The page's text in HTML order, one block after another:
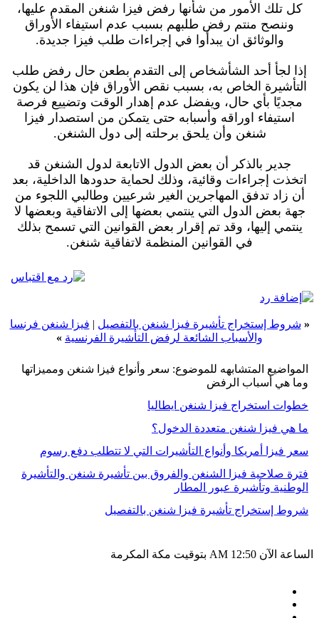
كل تلك الأمور من شأنها رفض فيزا شنغن المقدم عليها،
وننصح منتم رفض طلبهم بسبب عدم استيفاء الأوراق
والوثائق ان يبدأوا في إجراءات طلب فيزا جديدة.
إذا لجأ أحد الشأشخاص إلى التقدم بطعن حال رفض طلب
التأشيرة الخاص به، بسبب نقص الأوراق فإن هذا لن يكون
مجديًا بأي حال، ويفضل عدم إهدار الوقت وتضييع فرصة
استيفاء اوراقه وأسبابه حتى يتمكن من استصدار فيزا
شنغن وأن يلحق برحلته إلى دول الشنغن.
جدير بالذكر أن بعض الدول الاتابعة لدول الشنغن قد
اتخذت إجراءات وقائية، وذلك لحماية حدودها الداخلية، بعد
أن زاد تدفق المهاجرين الغير شرعيين وطالبي اللجوء من
جهة بعض الدول التي ينتمي بعضها إلى الاتفاقية وبعضها لا
ينتمي إليها، وقد تم إقرار بعض القوانين التي تسمح بذلك
في القوانين المنظمة لاتفاقية شنغن.
« شروط إستخراج تأشيرة فيزا شنغن بالتفصيل | فيزا شنغن فرنسا
والأسباب الشائعة لرفض التأشيرة الفرنسية »
المواضيع المتشابهه للموضوع: سعر وأنواع فيزا شنغن ومميزاتها
وما هي أسباب الرفض
خطوات استخراج فيزا شنغن ايطاليا
ما هي فيزا شنغن متعددة الدخول؟
سعر فيزا أمريكا وأنواع التأشيرات التي لا تتطلب دفع رسوم
فترة صلاحية فيزا الشنغن والفروق بين تأشيرة شنغن والتأشيرة
الوطنية وتأشيرة عبور المطار
شروط إستخراج تأشيرة فيزا شنغن بالتفصيل
الساعة الآن 12:50 AM بتوقيت مكة المكرمة